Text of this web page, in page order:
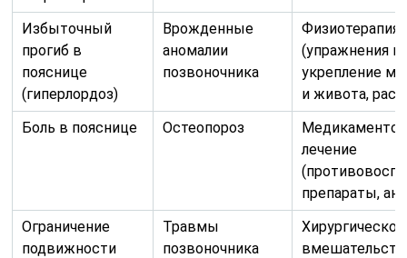
Избыточный
прогиб в
пояснице
(гиперлордоз)
Врожденные
аномалии
позвоночника
Физиотерапия
(упражнения
укрепление
и живота,
Боль в пояснице
Остеопороз
лечение
препараты,
Ограничение
подвижности
Травмы
позвоночника
Хирургическое